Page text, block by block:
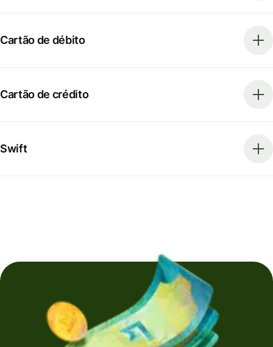
Cartão de débito
Cartão de crédito
Swift